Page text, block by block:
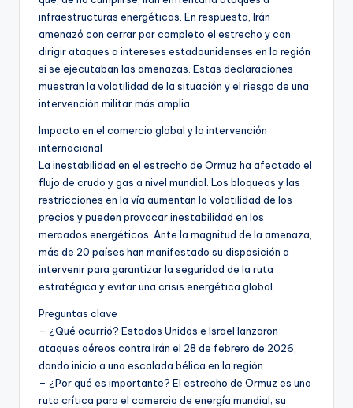
infraestructuras energéticas. En respuesta, Irán
amenazó con cerrar por completo el estrecho y con
dirigir ataques a intereses estadounidenses en la región
si se ejecutaban las amenazas. Estas declaraciones
muestran la volatilidad de la situación y el riesgo de una
intervención militar más amplia.
Impacto en el comercio global y la intervención
internacional
La inestabilidad en el estrecho de Ormuz ha afectado el
flujo de crudo y gas a nivel mundial. Los bloqueos y las
restricciones en la vía aumentan la volatilidad de los
precios y pueden provocar inestabilidad en los
mercados energéticos. Ante la magnitud de la amenaza,
más de 20 países han manifestado su disposición a
intervenir para garantizar la seguridad de la ruta
estratégica y evitar una crisis energética global.
Preguntas clave
– ¿Qué ocurrió? Estados Unidos e Israel lanzaron
ataques aéreos contra Irán el 28 de febrero de 2026,
dando inicio a una escalada bélica en la región.
– ¿Por qué es importante? El estrecho de Ormuz es una
ruta crítica para el comercio de energía mundial; su